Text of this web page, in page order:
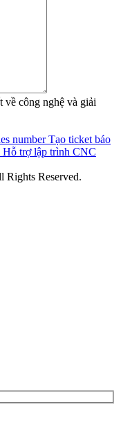
về công nghệ và giải
number Tạo ticket báo
Hỗ trợ lập trình CNC
Reserved.